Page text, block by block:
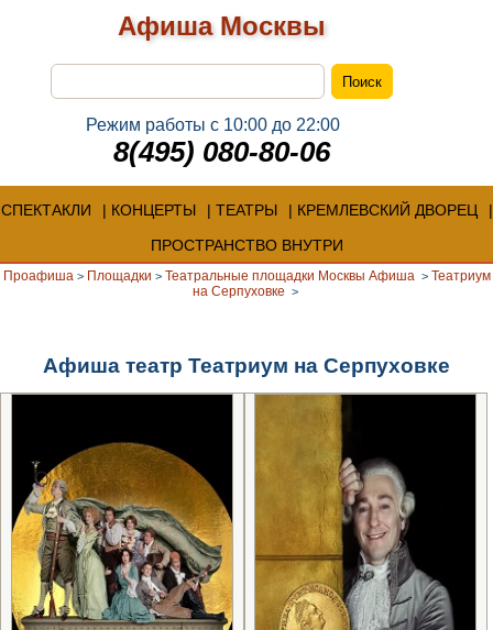
Афиша Москвы
Режим работы с 10:00 до 22:00
8(495) 080-80-06
СПЕКТАКЛИ КОНЦЕРТЫ ТЕАТРЫ
КРЕМЛЕВСКИЙ ДВОРЕЦ
ПРОСТРАНСТВО ВНУТРИ
Проафиша > Площадки > Театральные площадки Москвы Афиша > Театриум
на Серпуховке >
Афиша театр Театриум на Серпуховке